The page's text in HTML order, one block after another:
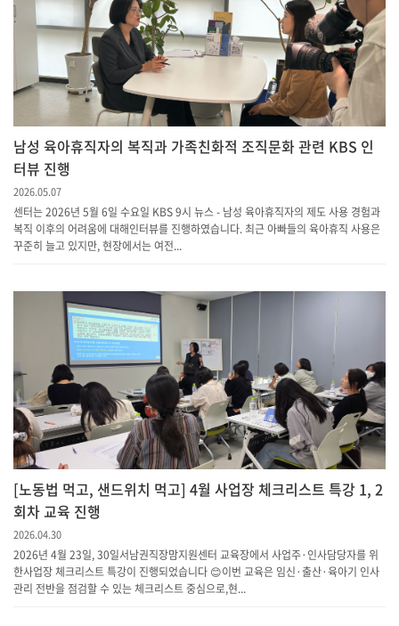
남성 육아휴직자의 복직과 가족친화적 조직문화 관련 KBS 인
터뷰 진행
2026.05.07
센터는 2026년 5월 6일 수요일 KBS 9시 뉴스 - 남성 육아휴직자의 제도 사용 경험과
복직 이후의 어려움에 대해인터뷰를 진행하였습니다. 최근 아빠들의 육아휴직 사용은
꾸준히 늘고 있지만, 현장에서는 여전...
[노동법 먹고, 샌드위치 먹고] 4월 사업장 체크리스트 특강 1, 2
회차 교육 진행
2026.04.30
2026년 4월 23일, 30일서남권직장맘지원센터 교육장에서 사업주·인사담당자를 위
한사업장 체크리스트 특강이 진행되었습니다 😊이번 교육은 임신·출산·육아기 인사
관리 전반을 점검할 수 있는 체크리스트 중심으로,현...